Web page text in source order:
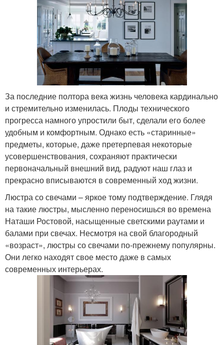
За последние полтора века жизнь человека кардинально
и стремительно изменилась. Плоды технического
прогресса намного упростили быт, сделали его более
удобным и комфортным. Однако есть «старинные»
предметы, которые, даже претерпевая некоторые
усовершенствования, сохраняют практически
первоначальный внешний вид, радуют наш глаз и
прекрасно вписываются в современный ход жизни.
Люстра со свечами – яркое тому подтверждение. Глядя
на такие люстры, мысленно переносишься во времена
Наташи Ростовой, насыщенные светскими раутами и
балами при свечах. Несмотря на свой благородный
«возраст», люстры со свечами по-прежнему популярны.
Они легко находят свое место даже в самых
современных интерьерах.